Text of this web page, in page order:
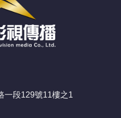
一段129號11樓之1